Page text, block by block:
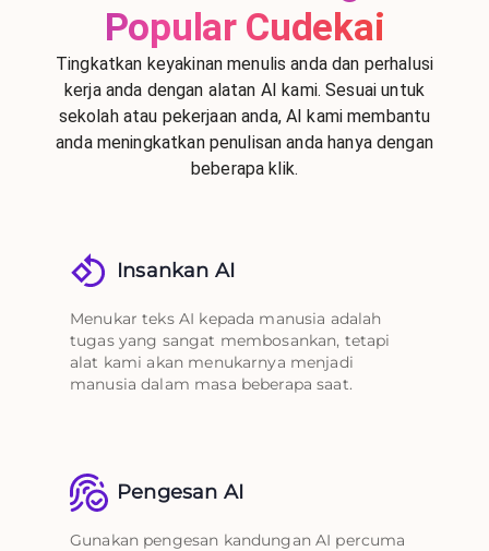
Popular Cudekai
Tingkatkan keyakinan menulis anda dan perhalusi
kerja anda dengan alatan AI kami. Sesuai untuk
sekolah atau pekerjaan anda, AI kami membantu
anda meningkatkan penulisan anda hanya dengan
beberapa klik.
Insankan AI
Menukar teks AI kepada manusia adalah
tugas yang sangat membosankan, tetapi
alat kami akan menukarnya menjadi
manusia dalam masa beberapa saat.
Pengesan AI
Gunakan pengesan kandungan AI percuma